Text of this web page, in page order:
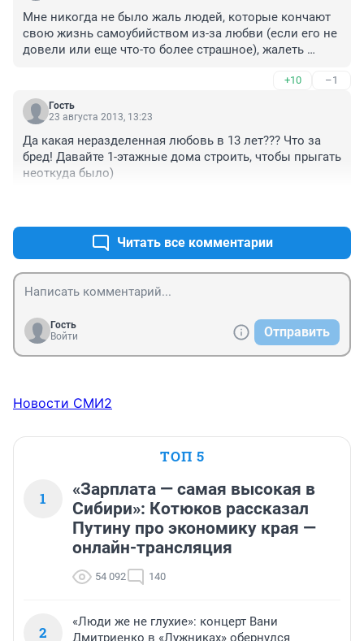
Мне никогда не было жаль людей, которые кончают
свою жизнь самоубийством из-за любви (если его не
довели или еще что-то более страшное), жалеть
+10 –1
Гость
23 августа 2013, 13:23
Да какая неразделенная любовь в 13 лет??? Что за
бред! Давайте 1-этажные дома строить, чтобы прыгать
неоткуда было)
Читать все комментарии
Гость
Войти
Отправить
Новости СМИ2
ТОП 5
1
«Зарплата — самая высокая в
Сибири»: Котюков рассказал
Путину про экономику края —
онлайн-трансляция
54 092 140
2
«Люди же не глухие»: концерт Вани
Дмитриенко в «Лужниках» обернулся